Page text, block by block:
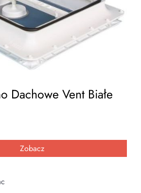
Dachowe Vent Białe
Zobacz